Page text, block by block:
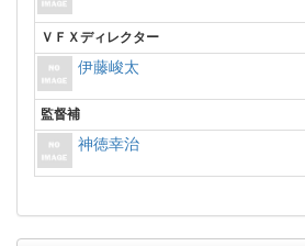
ＶＦＸディレクター
伊藤峻太
監督補
神徳幸治